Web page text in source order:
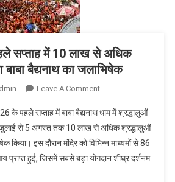
सप्ताह में 10 लाख से अधिक
बैद्यनाथ का जलाभिषेक
Leave A CommentOn
मेले
के
पहले
सप्ताह
के पहले सप्ताह में बाबा बैद्यनाथ धाम में श्रद्धालुओं
जुलाई से 5 अगस्त तक 10 लाख से अधिक श्रद्धालुओं
किया। इस दौरान मंदिर को विभिन्न माध्यमों से 86
हुई, जिसमें सबसे बड़ा योगदान शीघ्र दर्शनम